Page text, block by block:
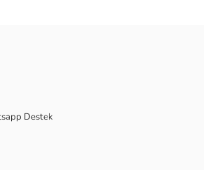
Sırtı grafik baskılıdır.
Destek